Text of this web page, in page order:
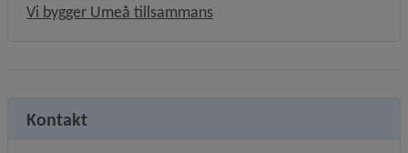
Vi bygger Umeå tillsammans
Kontakt